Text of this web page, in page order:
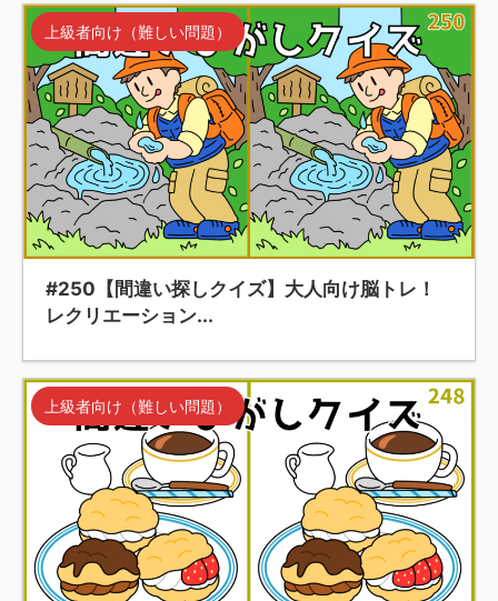
上級者向け（難しい問題）
#250【間違い探しクイズ】大人向け脳トレ！
レクリエーション...
上級者向け（難しい問題）